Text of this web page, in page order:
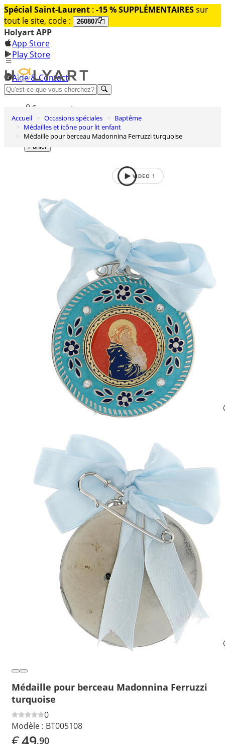
Spécial Saint-Laurent : -15 % SUPPLÉMENTAIRESsur
tout le site, code :
260807
Holyart APP
App Store
Play Store
Aide & Contact
Découvrez Premium
Se connecter
Liste des envies
0
Panier
Accueil Occasions spéciales
Baptême
Médailles et icône pour lit enfant
Médaille pour berceau Madonnina Ferruzzi turquoise
VIDEO 1
Médaille pour berceau Madonnina Ferruzzi
turquoise
0
Modèle : BT005108
,90